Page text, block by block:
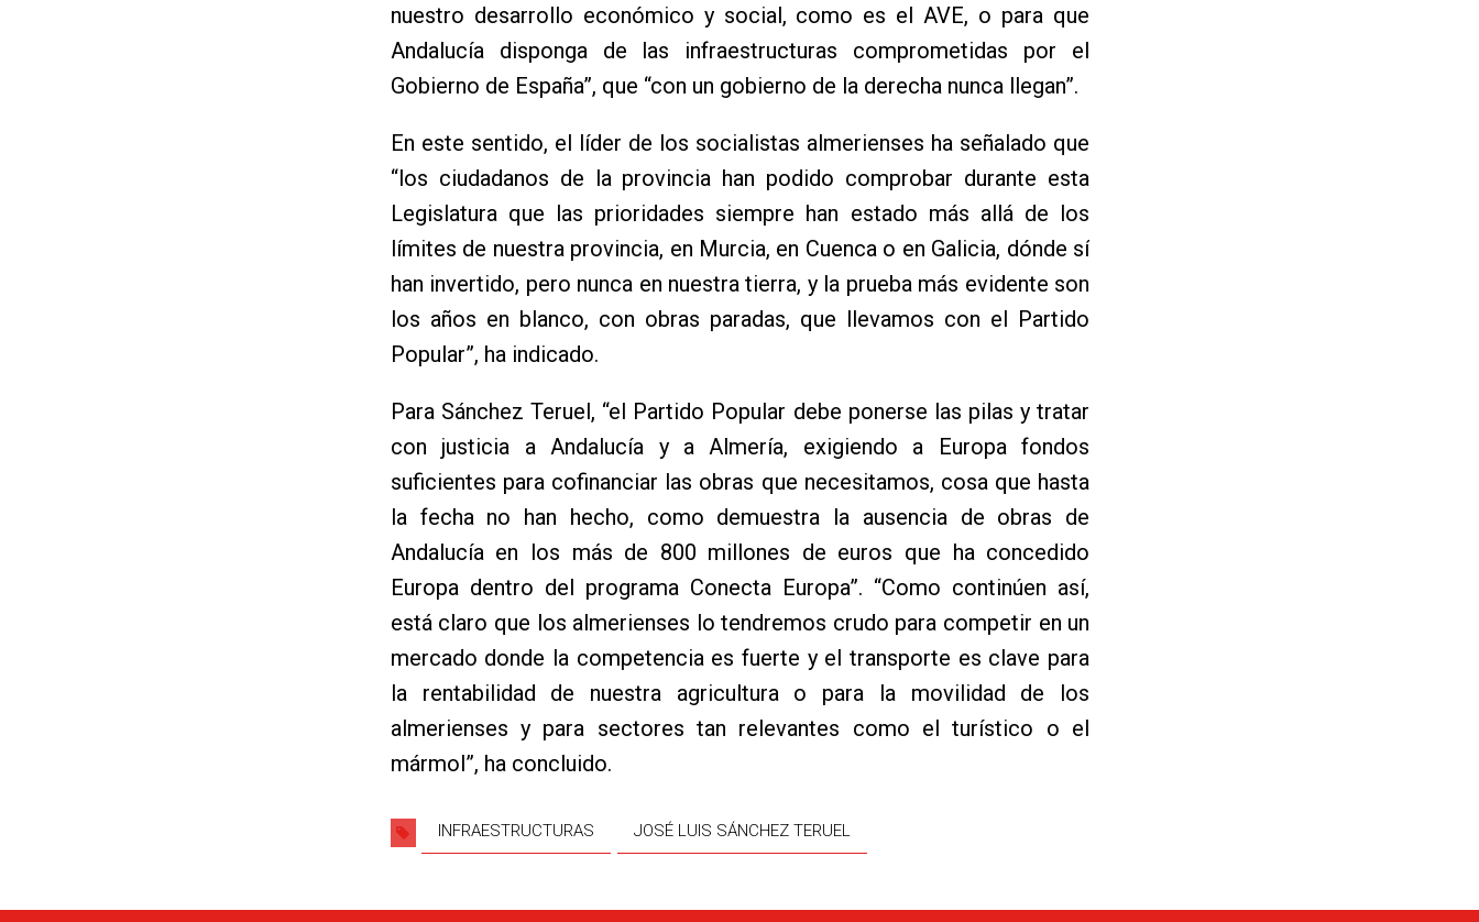
nuestro desarrollo económico y social, como es el AVE, o para que
Andalucía disponga de las infraestructuras comprometidas por el
Gobierno de España”, que “con un gobierno de la derecha nunca llegan”.
En este sentido, el líder de los socialistas almerienses ha señalado que
“los ciudadanos de la provincia han podido comprobar durante esta
Legislatura que las prioridades siempre han estado más allá de los
límites de nuestra provincia, en Murcia, en Cuenca o en Galicia, dónde sí
han invertido, pero nunca en nuestra tierra, y la prueba más evidente son
los años en blanco, con obras paradas, que llevamos con el Partido
Popular”, ha indicado.
Para Sánchez Teruel, “el Partido Popular debe ponerse las pilas y tratar
con justicia a Andalucía y a Almería, exigiendo a Europa fondos
suficientes para cofinanciar las obras que necesitamos, cosa que hasta
la fecha no han hecho, como demuestra la ausencia de obras de
Andalucía en los más de 800 millones de euros que ha concedido
Europa dentro del programa Conecta Europa”. “Como continúen así,
está claro que los almerienses lo tendremos crudo para competir en un
mercado donde la competencia es fuerte y el transporte es clave para
la rentabilidad de nuestra agricultura o para la movilidad de los
almerienses y para sectores tan relevantes como el turístico o el
mármol”, ha concluido.
INFRAESTRUCTURAS JOSÉ LUIS SÁNCHEZ TERUEL